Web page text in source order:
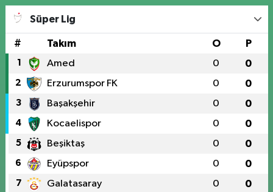
Süper Lig
# Takım O P
1 Amed 0 0
2 Erzurumspor FK 0 0
3 Başakşehir 0 0
4 Kocaelispor 0 0
5 Beşiktaş 0 0
6 Eyüpspor 0 0
7 Galatasaray 0 0